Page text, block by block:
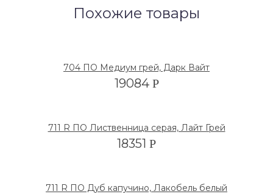
Похожие товары
704 ПО Медиум грей, Дарк Вайт
19084 Р
711 R ПО Лиственница серая, Лайт Грей
18351 Р
711 R ПО Дуб капучино, Лакобель белый